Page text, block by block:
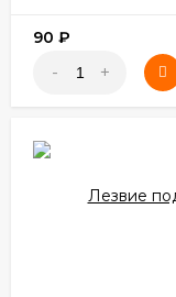
90 ₽
- +